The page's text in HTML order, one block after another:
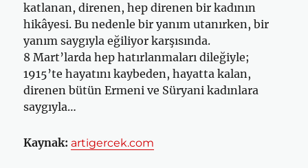
katlanan, direnen, hep direnen bir kadının
hikâyesi. Bu nedenle bir yanım utanırken, bir
yanım saygıyla eğiliyor karşısında.
8 Mart’larda hep hatırlanmaları dileğiyle;
1915’te hayatını kaybeden, hayatta kalan,
direnen bütün Ermeni ve Süryani kadınlara
saygıyla…
Kaynak: artigercek.com